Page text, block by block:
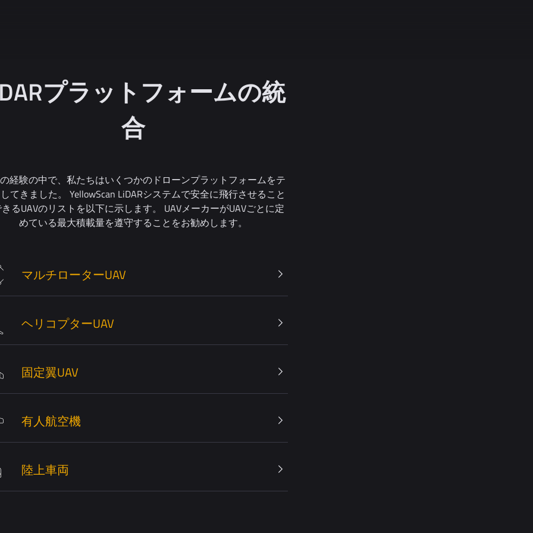
プラットフォームの統
合
経験の中で、私たちはいくつかのドローンプラットフォームをテ
てきました。 YellowScan LiDARシステムで安全に飛行させること
るUAVのリストを以下に示します。 UAVメーカーがUAVごとに定
めている最大積載量を遵守することをお勧めします。
マルチローターUAV
固定翼UAV
有人航空機
ヘリコプターUAV
陸上車両